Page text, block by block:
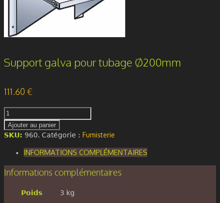
Support galva pour tubage Ø200mm
111.60 €
quantité
de
Support
pour
Ø200mm
Ajouter au panier
SKU: 960. Catégorie : Fumisterie
INFORMATIONS COMPLÉMENTAIRES
Informations complémentaires
Poids 3 kg